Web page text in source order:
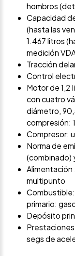
hombros
Capacidad
(hasta las
1.467 litros
medición
Tracción
Control
Motor de 1,2
con cuatro
diámetro,
compresión:
Compresor:
Norma de
(combinado)
Alimentación
multipunto
primario:
Depósito
segs de